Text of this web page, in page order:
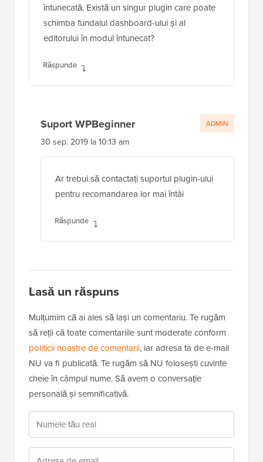
întunecată. Există un singur plugin care poate
schimba fundalul dashboard-ului și al
editorului în modul întunecat?
Răspunde
Suport WPBeginner
30 sep. 2019 la 10:13 am
Ar trebui să contactați suportul plugin-ului
pentru recomandarea lor mai întâi
Răspunde
ADMIN
Lasă un răspuns
Mulțumim că ai ales să lași un comentariu. Te rugăm
să reții că toate comentariile sunt moderate conform
politicii noastre de comentarii, iar adresa ta de e-mail
NU va fi publicată. Te rugăm să NU folosești cuvinte
cheie în câmpul nume. Să avem o conversație
personală și semnificativă.